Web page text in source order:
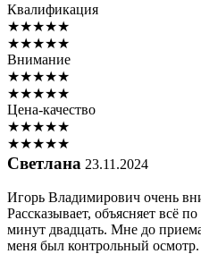
Квалификация
★★★★★
★★★★★
Внимание
★★★★★
★★★★★
Цена-качество
★★★★★
★★★★★
Светлана 23.11.2024
Игорь Владимирович очень
Рассказывает, объясняет всё
минут двадцать. Мне до
меня был контрольный осмотр.